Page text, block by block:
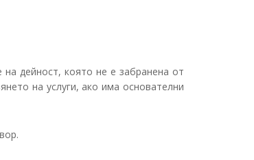
на дейност, която не е забранена от
на услуги, ако има основателни